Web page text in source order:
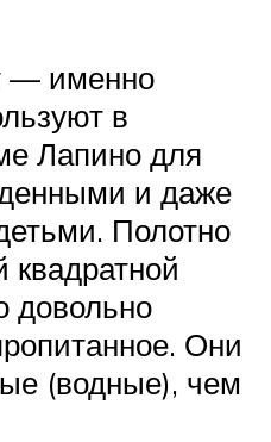
— именно
в
Лапино для
и даже
Полотно
квадратной
довольно
Они
(водные), чем